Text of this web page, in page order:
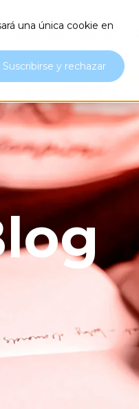
una única cookie en
Suscribirse y rechazar